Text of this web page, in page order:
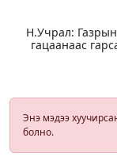
Н.Учрал: Газрын
гацаанаас
Энэ мэдээ
болно.